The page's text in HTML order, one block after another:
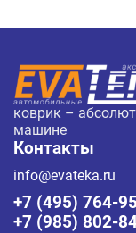
коврик –
машине
Контакты
info@evateka.ru
+7 (495) 764-
+7 (985) 802-